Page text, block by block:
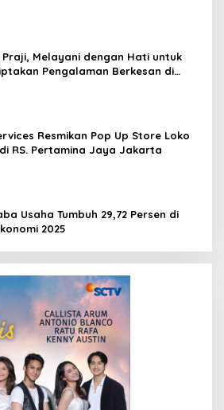
Praji, Melayani dengan Hati untuk
Pengalaman Berkesan di
Resmikan Pop Up Store Loko
RS. Pertamina Jaya Jakarta
Usaha Tumbuh 29,72 Persen di
2025